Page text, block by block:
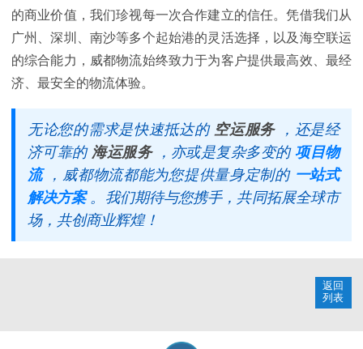
的商业价值，我们珍视每一次合作建立的信任。凭借我们从
广州、深圳、南沙等多个起始港的灵活选择，以及海空联运
的综合能力，威都物流始终致力于为客户提供最高效、最经
济、最安全的物流体验。
无论您的需求是快速抵达的 空运服务
，还是经
济可靠的 海运服务 ，亦或是复杂多变的项目物
流 ，威都物流都能为您提供量身定制的 一站式
解决方案 。我们期待与您携手，共同拓展全球市
场，共创商业辉煌！
返回
列表